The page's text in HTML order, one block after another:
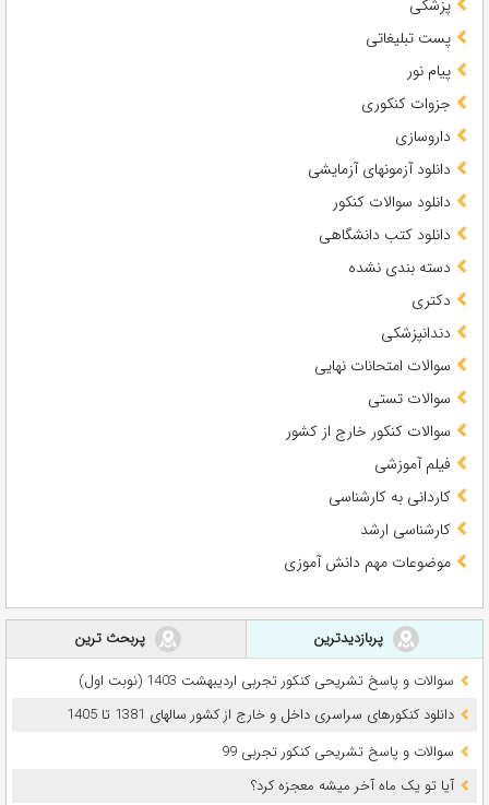
پزشکی
پست تبلیغاتی
پیام نور
جزوات کنکوری
داروسازی
دانلود آزمونهای آزمایشی
دانلود سوالات کنکور
دانلود کتب دانشگاهی
دسته بندی نشده
دکتری
دندانپزشکی
سوالات امتحانات نهایی
سوالات تستی
سوالات کنکور خارج از کشور
فیلم آموزشی
کاردانی به کارشناسی
کارشناسی ارشد
موضوعات مهم دانش آموزی
پربازدیدترین
پربحث ترین
سوالات و پاسخ تشریحی کنکور تجربی اردیبهشت 1403 (نوبت اول)
دانلود کنکورهای سراسری داخل و خارج از کشور سالهای 1381 تا 1405
سوالات و پاسخ تشریحی کنکور تجربی 99
آیا تو یک ماه آخر میشه معجزه کرد؟